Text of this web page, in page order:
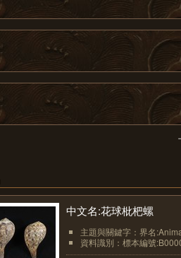
中文名:花球枇杷螺
主題與關鍵字：界名
資料識別：標本編號